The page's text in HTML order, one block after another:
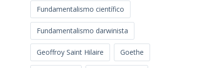
Fundamentalismo científico
Fundamentalismo darwinista
Geoffroy Saint Hilaire Goethe